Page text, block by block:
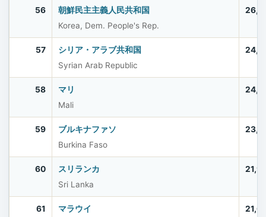
56
朝鮮民主主義人民共和国
Korea, Dem. People's Rep.
57
シリア・アラブ共和国
Syrian Arab Republic
58
マリ
Mali
59
ブルキナファソ
Burkina Faso
60
スリランカ
Sri Lanka
61
マラウイ